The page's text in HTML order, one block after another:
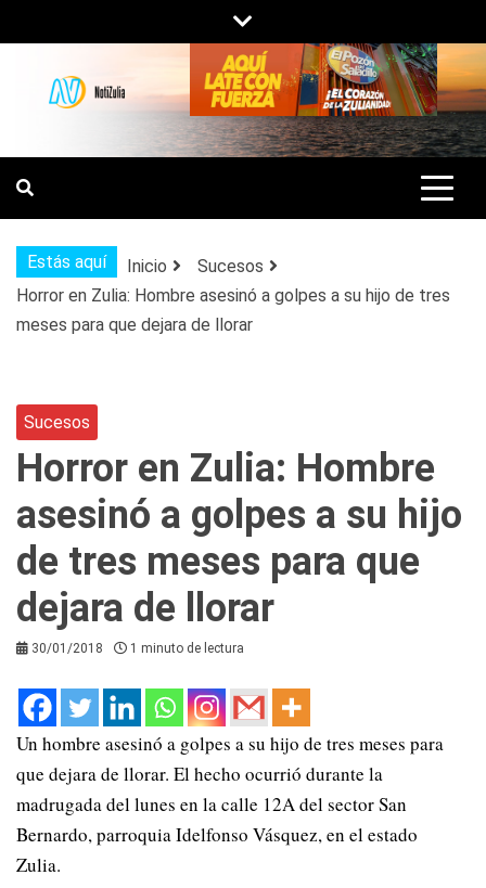
al
contenido
NOTIZULIA
NOTICIAS DEL ZULIA, VENEZUELA Y
DE INTERÉS GENERAL.
Estás aquí Inicio
Sucesos
Horror en Zulia: Hombre asesinó a golpes a su hijo de tres
meses para que dejara de llorar
Sucesos
Horror en Zulia: Hombre
asesinó a golpes a su hijo
de tres meses para que
dejara de llorar
30/01/2018 1 minuto de lectura
Un hombre asesinó a golpes a su hijo de tres meses para
que dejara de llorar. El hecho ocurrió durante la
madrugada del lunes en la calle 12A del sector San
Bernardo, parroquia Idelfonso Vásquez, en el estado
Zulia.